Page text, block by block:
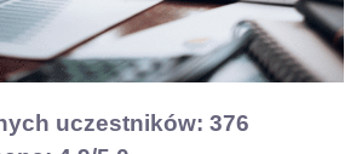
manager w
uczestników: 376